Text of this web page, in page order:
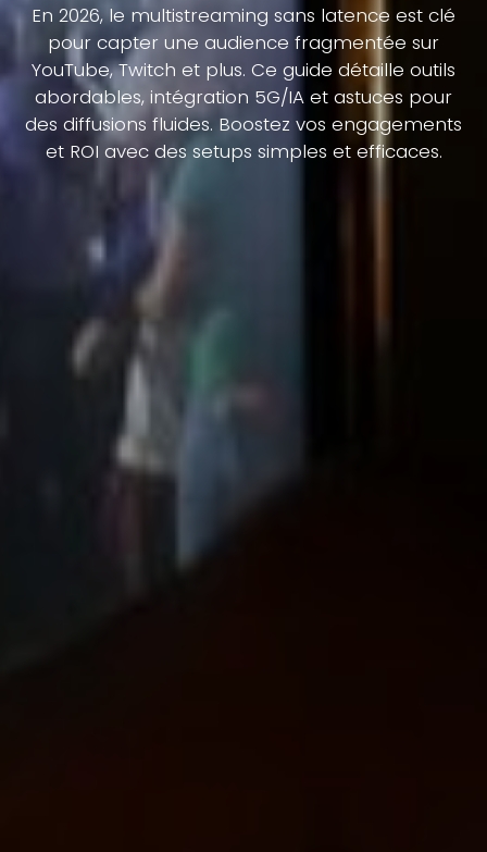
En 2026, le multistreaming sans latence est clé
pour capter une audience fragmentée sur
YouTube, Twitch et plus. Ce guide détaille outils
abordables, intégration 5G/IA et astuces pour
des diffusions fluides. Boostez vos engagements
et ROI avec des setups simples et efficaces.